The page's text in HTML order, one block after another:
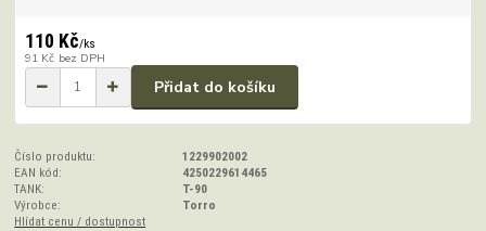
110 Kč/ks
91 Kč bez DPH
Přidat do košíku
Číslo produktu:
1229902002
EAN kód:
4250229614465
TANK:
T-90
Výrobce:
Torro
Hlídat cenu / dostupnost